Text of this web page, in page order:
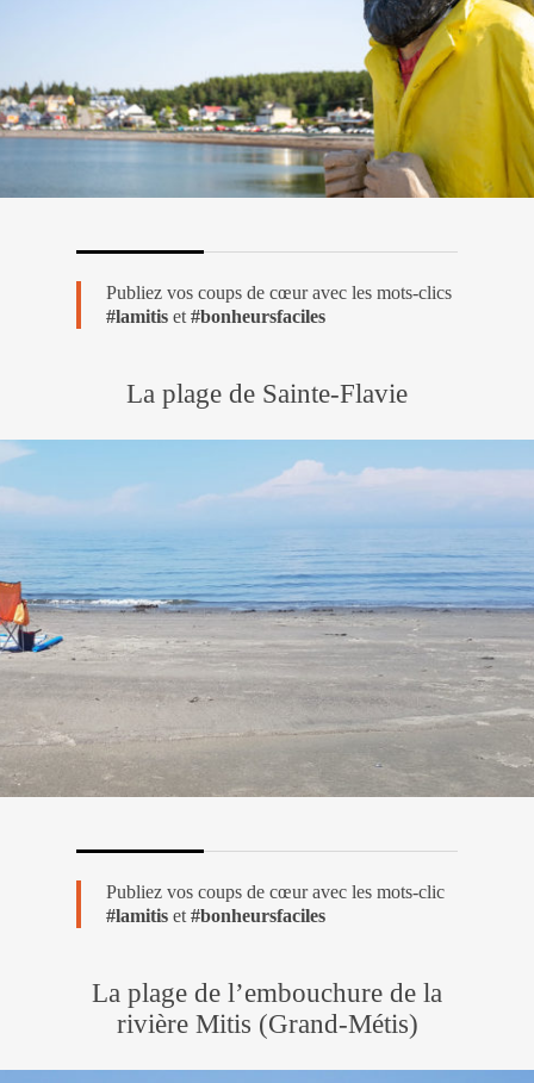
Publiez vos coups de cœur avec les mots-clics
#lamitiset#bonheursfaciles
La plage de Sainte-Flavie
Publiez vos coups de cœur avec les mots-clic
#lamitiset#bonheursfaciles
La plage de l’embouchure de la
rivière Mitis (Grand-Métis)